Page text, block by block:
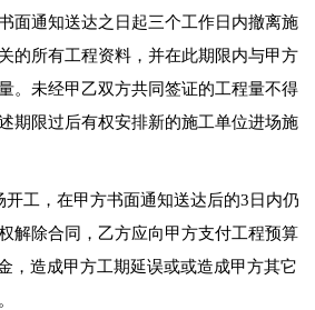
面通知送达之日起三个工作日内撤离施
的所有工程资料，并在此期限内与甲方
。未经甲乙双方共同签证的工程量不得
期限过后有权安排新的施工单位进场施
开工，在甲方书面通知送达后的3日内仍
解除合同，乙方应向甲方支付工程预算
，造成甲方工期延误或或造成甲方其它